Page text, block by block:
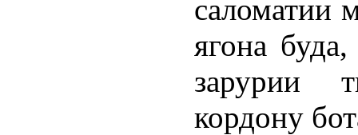
саломатии
ягона
зарурии
кордону